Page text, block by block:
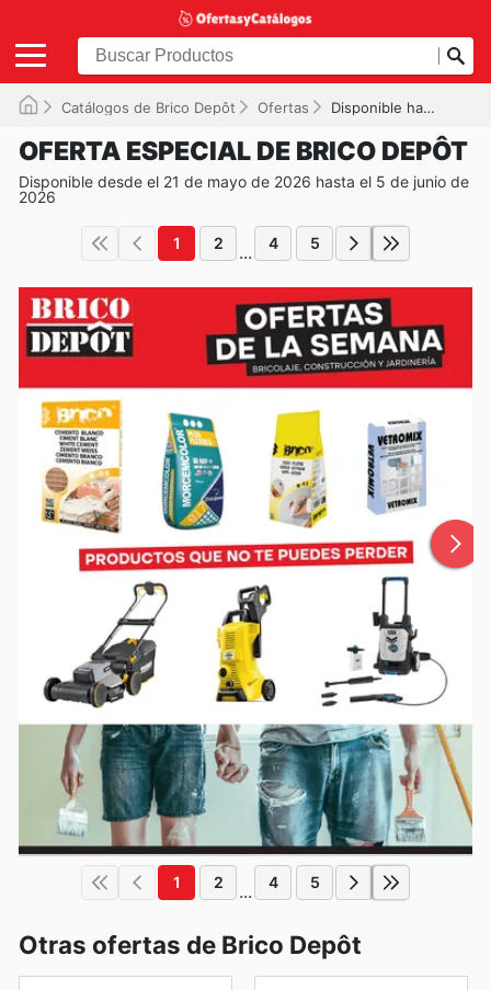
Catálogos de Brico Depôt Ofertas Disponible hasta el 05/06/2026
OFERTA ESPECIAL DE BRICO DEPÔT
Disponible desde el 21 de mayo de 2026 hasta el 5 de junio de
2026
1 2 ... 4 5
1 2 ... 4 5
Otras ofertas de Brico Depôt